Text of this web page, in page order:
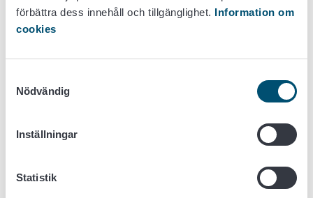
förbättra dess innehåll och tillgänglighet. Information om
cookies
Nödvändig
Inställningar
Statistik
läkemedel för livsmedelsproducerande djur (pdf)